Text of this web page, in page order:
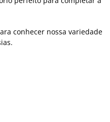
conhecer nossa variedade